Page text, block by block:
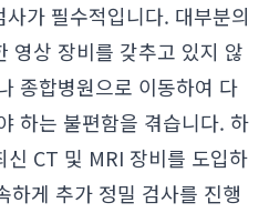
가 필수적입니다. 대부분의
영상 장비를 갖추고 있지 않
종합병원으로 이동하여 다
하는 불편함을 겪습니다. 하
CT 및 MRI 장비를 도입하
하게 추가 정밀 검사를 진행